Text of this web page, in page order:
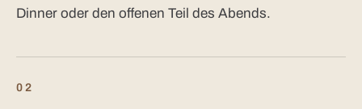
Dinner oder den offenen Teil des Abends.
02